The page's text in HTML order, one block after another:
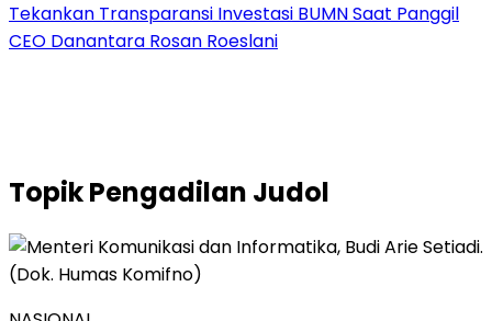
Tekankan Transparansi Investasi BUMN Saat Panggil
CEO Danantara Rosan Roeslani
TopikPengadilan Judol